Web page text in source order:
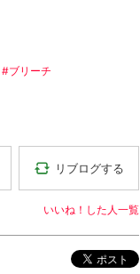
#ブリーチ
リブログする
いいね！した人一覧
ポスト